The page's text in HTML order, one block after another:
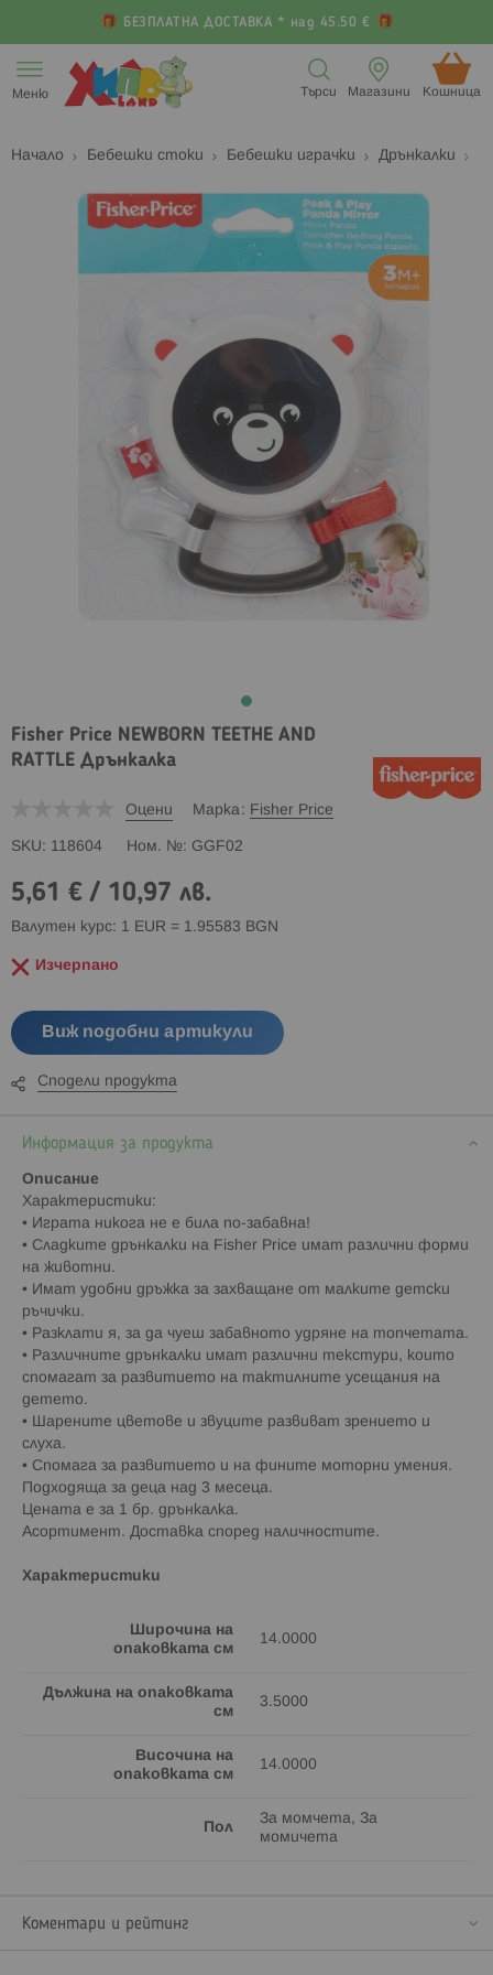
БЕЗПЛАТНА ДОСТАВКА * над 45.50 €
към
съдържанието
Меню Кошница (
Магазини
Търси
Начало Бебешки стоки Бебешки играчки Дрънкалки
галерията
Fisher Price NEWBORN TEETHE AND
RATTLE Дрънкалка
Оцени Марка Fisher Price
SKU 118604 Ном. № GGF02
5,61 € / 10,97 лв.
Валутен курс: 1 EUR = 1.95583 BGN
Изчерпано
Виж подобни артикули
Сподели продукта
Информация за продукта
Описание
Характеристики:
• Играта никога не е била по-забавна!
• Сладките дрънкалки на Fisher Price имат различни форми
на животни.
• Имат удобни дръжка за захващане от малките детски
ръчички.
• Разклати я, за да чуеш забавното удряне на топчетата.
• Различните дрънкалки имат различни текстури, които
спомагат за развитието на тактилните усещания на
детето.
• Шарените цветове и звуците развиват зрението и
слуха.
• Спомага за развитието и на фините моторни умения.
Подходяща за деца над 3 месеца.
Цената е за 1 бр. дрънкалка.
Асортимент. Доставка според наличностите.
Характеристики
Широчина на
опаковката см
14.0000
Дължина на опаковката
см
3.5000
Височина на
опаковката см
14.0000
Пол
За момчета, За
момичета
Коментари и рейтинг